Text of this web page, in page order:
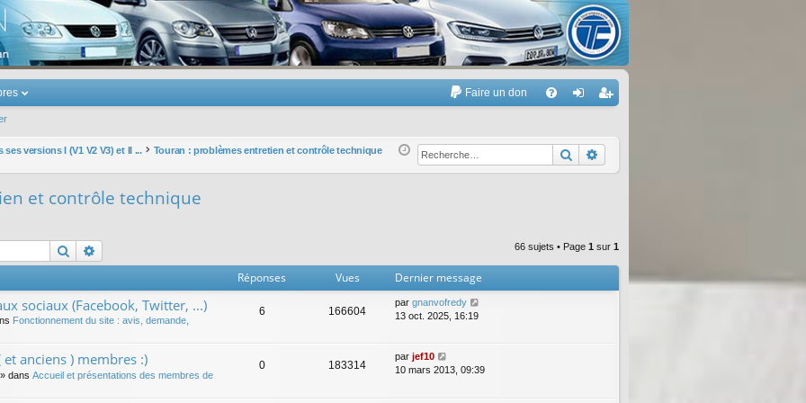
Touran
Faire un don
Q ne
xi
nr
eg
r
versions I (V1 V2 V3) et II ... Touran : problèmes entretien et contrôle technique Rechercher
et contrôle technique
Rechercher 66 sujets • Page 1 sur 1
Réponses Vues Dernier message
sociaux (Facebook, Twitter, ...)
Fonctionnement du site : avis, demande,
6 166604
par gnanvofredy
13 oct. 2025, 16:19
anciens ) membres :)
» dans Accueil et présentations des membres de
0 183314
par jef10
10 mars 2013, 09:39